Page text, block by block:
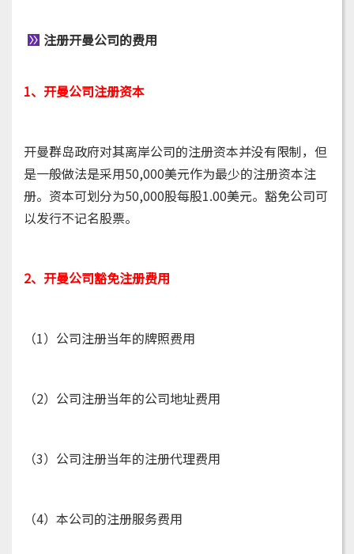
注册开曼公司的费用
1、开曼公司注册资本
开曼群岛政府对其离岸公司的注册资本并没有限制，但
是一般做法是采用50,000美元作为最少的注册资本注
册。资本可划分为50,000股每股1.00美元。豁免公司可
以发行不记名股票。
2、开曼公司豁免注册费用
（1）公司注册当年的牌照费用
（2）公司注册当年的公司地址费用
（3）公司注册当年的注册代理费用
（4）本公司的注册服务费用